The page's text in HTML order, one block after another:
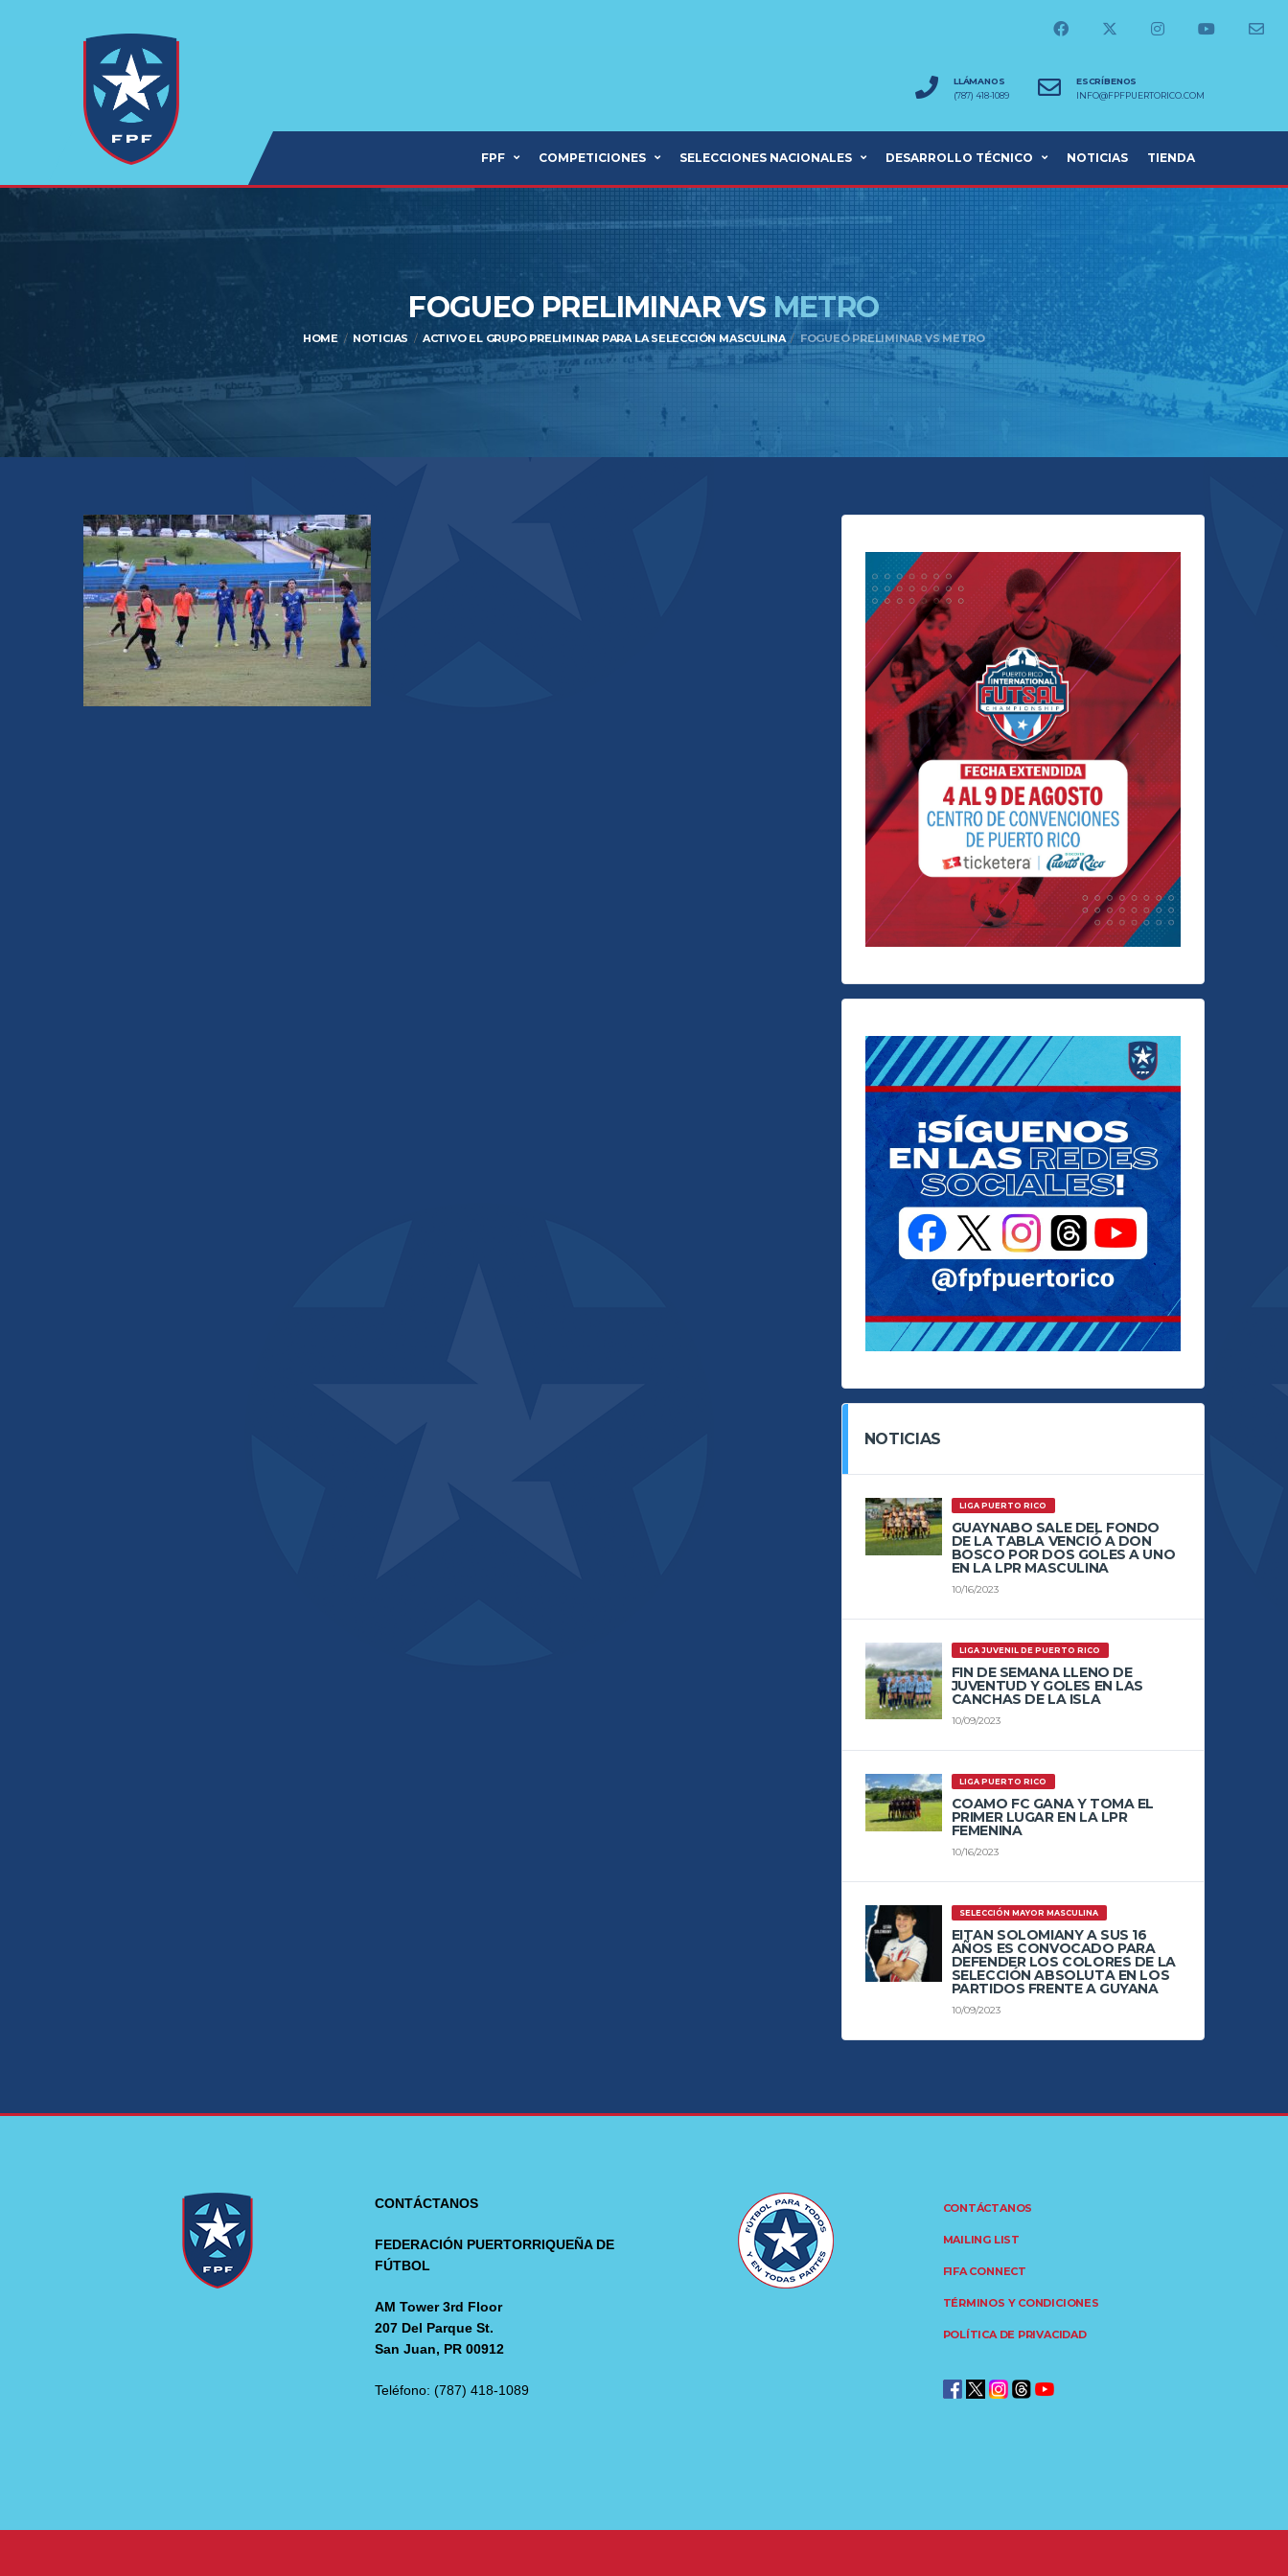
LLÁMANOS
(787) 418-1089
ESCRÍBENOS
INFO@FPFPUERTORICO.COM
FPF COMPETICIONES SELECCIONES NACIONALES DESARROLLO TÉCNICO NOTICIAS TIENDA
FOGUEO PRELIMINAR VSMETRO
HOME NOTICIAS ACTIVO EL GRUPO PRELIMINAR PARA LA SELECCIÓN MASCULINA FOGUEO PRELIMINAR VS METRO
NOTICIAS
LIGA PUERTO RICO
GUAYNABO SALE DEL FONDO
DE LA TABLA VENCIÓ A DON
BOSCO POR DOS GOLES A UNO
EN LA LPR MASCULINA
10/16/2023
LIGA JUVENIL DE PUERTO RICO
FIN DE SEMANA LLENO DE
JUVENTUD Y GOLES EN LAS
CANCHAS DE LA ISLA
10/09/2023
LIGA PUERTO RICO
COAMO FC GANA Y TOMA EL
PRIMER LUGAR EN LA LPR
FEMENINA
10/16/2023
SELECCIÓN MAYOR MASCULINA
EITAN SOLOMIANY A SUS 16
AÑOS ES CONVOCADO PARA
DEFENDER LOS COLORES DE LA
SELECCIÓN ABSOLUTA EN LOS
PARTIDOS FRENTE A GUYANA
10/09/2023
CONTÁCTANOS
FEDERACIÓN PUERTORRIQUEÑA DE
FÚTBOL
AM Tower 3rd Floor
207 Del Parque St.
San Juan, PR 00912
Teléfono: (787) 418-1089
CONTÁCTANOS
MAILING LIST
FIFA CONNECT
TÉRMINOS Y CONDICIONES
POLÍTICA DE PRIVACIDAD